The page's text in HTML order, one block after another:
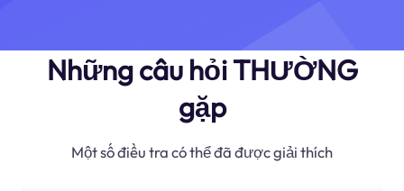
Những câu hỏi THƯỜNG
gặp
Một số điều tra có thể đã được giải thích